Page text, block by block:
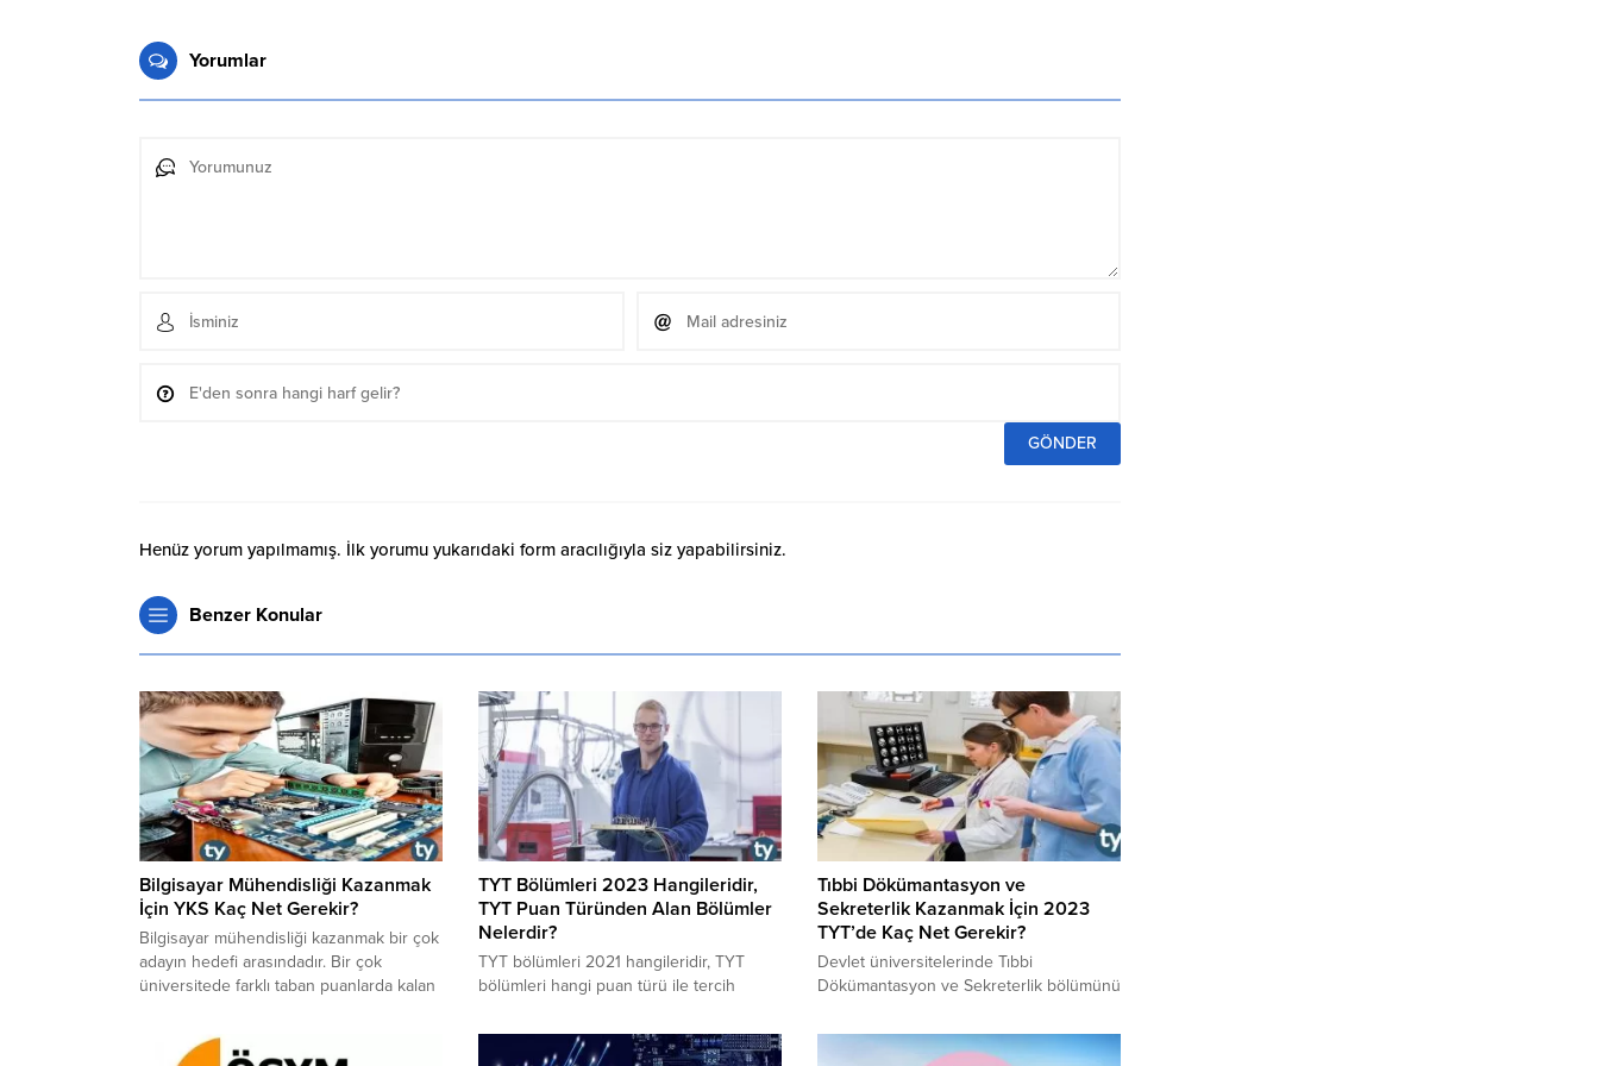
Yorumlar
Henüz yorum yapılmamış. İlk yorumu yukarıdaki form aracılığıyla siz yapabilirsiniz.
Benzer Konular
Bilgisayar Mühendisliği Kazanmak
İçin YKS Kaç Net Gerekir?
Bilgisayar mühendisliği kazanmak bir çok
adayın hedefi arasındadır. Bir çok
üniversitede farklı taban puanlarda kalan
taban puanları kaçta kalmıştır? YKS
Sayısal puanı ile kazanılan bilgisayar
TYT Bölümleri 2023 Hangileridir,
TYT Puan Türünden Alan Bölümler
Nelerdir?
​​​​​​​TYT bölümleri 2021 hangileridir, TYT
bölümleri hangi puan türü ile tercih
tercih edebilir, TYT bölümlerinin eğitim
öğretim süresi ne kadardır gibi soruların
Tıbbi Dökümantasyon ve
Sekreterlik Kazanmak İçin 2023
TYT’de Kaç Net Gerekir?
Devlet üniversitelerinde Tıbbi
Dökümantasyon ve Sekreterlik bölümünü
taban puanda kalan Tıbbi
Dökümantasyon ve Sekreterlik bölümü